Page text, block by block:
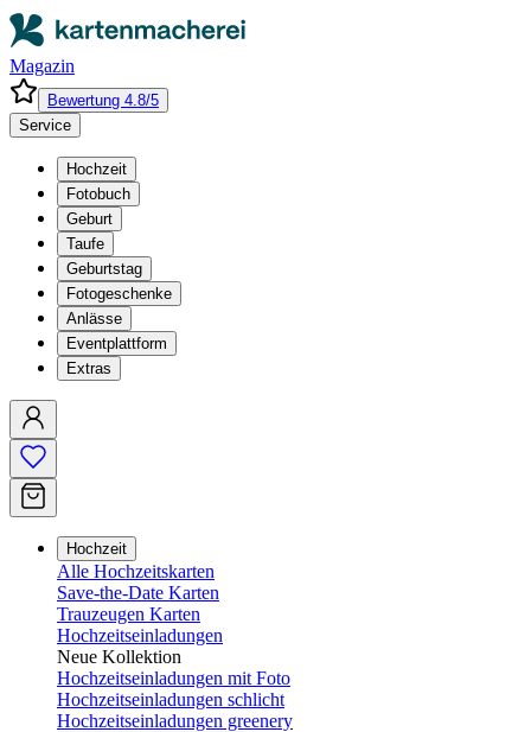
Magazin
Bewertung 4.8/5
Service
Hochzeit
Fotobuch
Geburt
Taufe
Geburtstag
Fotogeschenke
Anlässe
Eventplattform
Extras
Hochzeit
Alle Hochzeitskarten
Save-the-Date Karten
Trauzeugen Karten
Hochzeitseinladungen
Neue Kollektion
Hochzeitseinladungen mit Foto
Hochzeitseinladungen schlicht
Hochzeitseinladungen greenery